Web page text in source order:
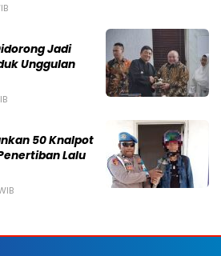
Jadi
Unggulan
50 Knalpot
Lalu